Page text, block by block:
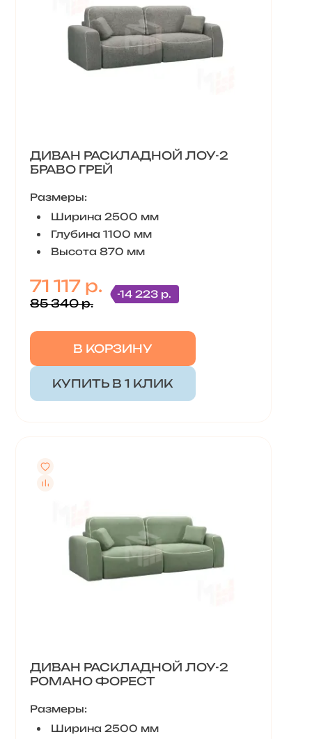
ДИВАН РАСКЛАДНОЙ ЛОУ-2
БРАВО ГРЕЙ
Размеры:
Ширина 2500 мм
Глубина 1100 мм
Высота 870 мм
71 117 р.
85 340 р.
-14 223 р.
В КОРЗИНУ
КУПИТЬ В 1 КЛИК
ДИВАН РАСКЛАДНОЙ ЛОУ-2
РОМАНО ФОРЕСТ
Размеры:
Ширина 2500 мм